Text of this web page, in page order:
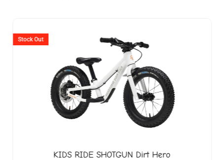
Stock Out
KIDS RIDE SHOTGUN Dirt Hero
Preis
war:
CHF 349CHF 225.